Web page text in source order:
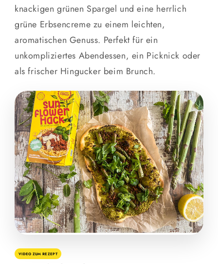
knackigen grünen Spargel und eine herrlich
grüne Erbsencreme zu einem leichten,
aromatischen Genuss. Perfekt für ein
unkompliziertes Abendessen, ein Picknick oder
als frischer Hingucker beim Brunch.
VIDEO ZUM REZEPT